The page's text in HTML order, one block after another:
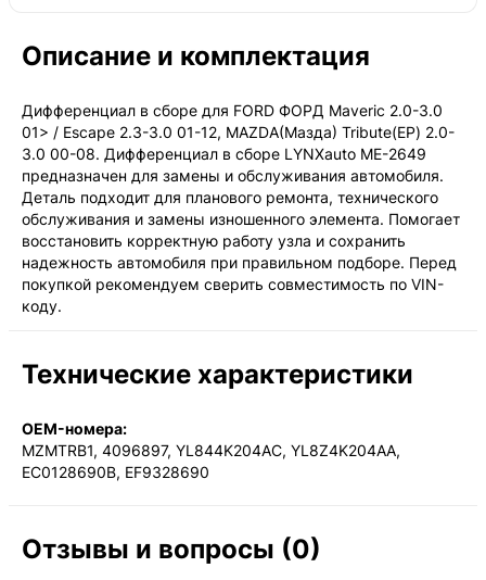
1-3 дня, от 385 ₽
Описание и комплектация
Дифференциал в сборе для FORD ФОРД Maveric 2.0-3.0
01> / Escape 2.3-3.0 01-12, MAZDA(Мазда) Tribute(EP) 2.0-
3.0 00-08. Дифференциал в сборе LYNXauto ME-2649
предназначен для замены и обслуживания автомобиля.
Деталь подходит для планового ремонта, технического
обслуживания и замены изношенного элемента. Помогает
восстановить корректную работу узла и сохранить
надежность автомобиля при правильном подборе. Перед
покупкой рекомендуем сверить совместимость по VIN-
коду.
Технические характеристики
OEM-номера:
MZMTRB1, 4096897, YL844K204AC, YL8Z4K204AA,
EC0128690B, EF9328690
Отзывы и вопросы (0)